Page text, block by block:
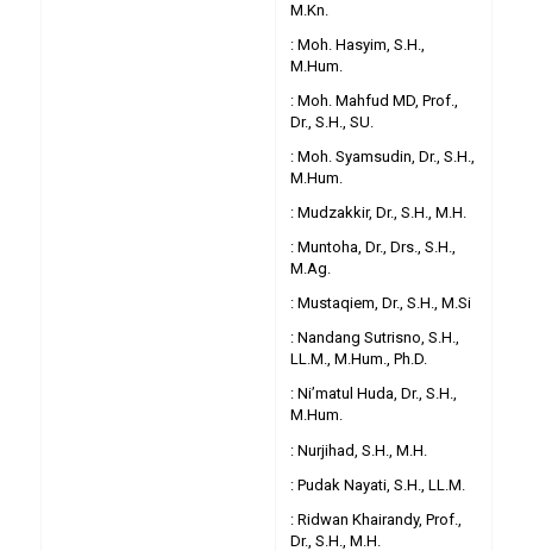
M.Kn.
: Moh. Hasyim, S.H.,
M.Hum.
: Moh. Mahfud MD, Prof.,
Dr., S.H., SU.
: Moh. Syamsudin, Dr., S.H.,
M.Hum.
: Mudzakkir, Dr., S.H., M.H.
: Muntoha, Dr., Drs., S.H.,
M.Ag.
: Mustaqiem, Dr., S.H., M.Si
: Nandang Sutrisno, S.H.,
LL.M., M.Hum., Ph.D.
: Ni’matul Huda, Dr., S.H.,
M.Hum.
: Nurjihad, S.H., M.H.
: Pudak Nayati, S.H., LL.M.
: Ridwan Khairandy, Prof.,
Dr., S.H., M.H.